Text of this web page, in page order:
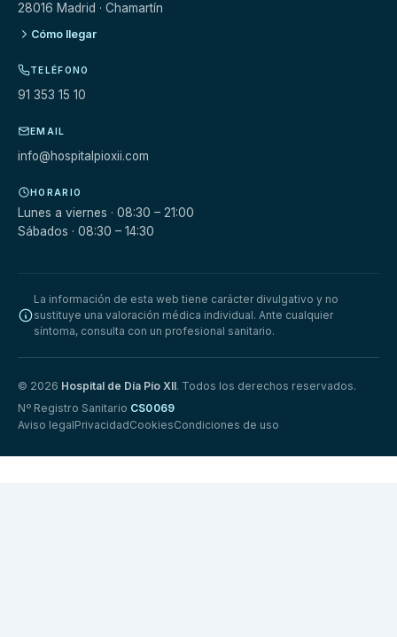
28016 Madrid · Chamartín
Cómo llegar
TELÉFONO
91 353 15 10
EMAIL
info@hospitalpioxii.com
HORARIO
Lunes a viernes · 08:30 – 21:00
Sábados · 08:30 – 14:30
La información de esta web tiene carácter divulgativo y no
sustituye una valoración médica individual. Ante cualquier
síntoma, consulta con un profesional sanitario.
© 2026 Hospital de Día Pío XII. Todos los derechos reservados.
Nº Registro Sanitario CS0069
Aviso legalPrivacidadCookiesCondiciones de uso